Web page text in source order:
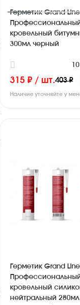
Герметик Grand Line
кровельный
300мл черный
315 ₽ / шт.403 ₽
Наличие уточняйте у
Герметик Grand Line
кровельный
нейтральный 280мл